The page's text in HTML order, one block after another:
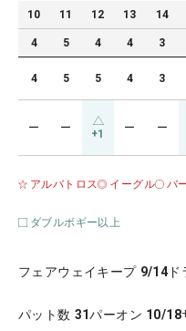
10 11 12 13 14
4 5 4 4 3
4 5 5 4 3
ー ー +1 ー ー
アルバトロス イーグル バ
ダブルボギー以上
フェアウェイキープ 9/14
パット数 31パーオン 10/18